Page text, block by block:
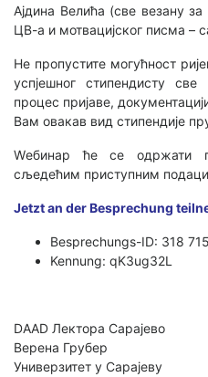
Ајдина Велића (све везану
ЦВ-а и мотвацијског писма –
Не пропустите могућност
успјешног стипендисту
процес пријаве,
Вам овакав вид стипендије
Wебинар ће се одржати
сљедећим приступним
Jetzt an der Besprechung
Besprechungs-ID: 318
Kennung: qK3ug32L
DAAD Лектора Сарајево
Верена Грубер
Универзитет у Сарајеву